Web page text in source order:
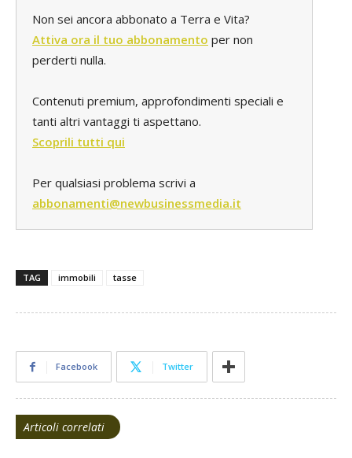
Non sei ancora abbonato a Terra e Vita?
Attiva ora il tuo abbonamento per non
perderti nulla.
Contenuti premium, approfondimenti speciali e
tanti altri vantaggi ti aspettano.
Scoprili tutti qui
Per qualsiasi problema scrivi a
abbonamenti@newbusinessmedia.it
TAG immobili tasse
Facebook Twitter
Articoli correlati